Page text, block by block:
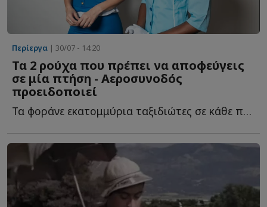
Περίεργα | 30/07 - 14:20
Τα 2 ρούχα που πρέπει να αποφεύγεις
σε μία πτήση - Αεροσυνοδός
προειδοποιεί
Τα φοράνε εκατομμύρια ταξιδιώτες σε κάθε πτήση, επειδή θ...